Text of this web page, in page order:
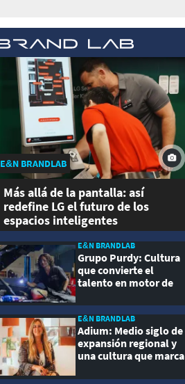
E&N BRANDLAB
Más allá de la pantalla: así
redefine LG el futuro de los
espacios inteligentes
E&N BRANDLAB
Grupo Purdy: Cultura
que convierte el
talento en motor de
E&N BRANDLAB
Adium: Medio siglo de
expansión regional y
una cultura que marca